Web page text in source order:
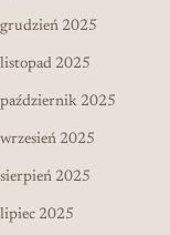
grudzień 2025
listopad 2025
październik 2025
wrzesień 2025
sierpień 2025
lipiec 2025